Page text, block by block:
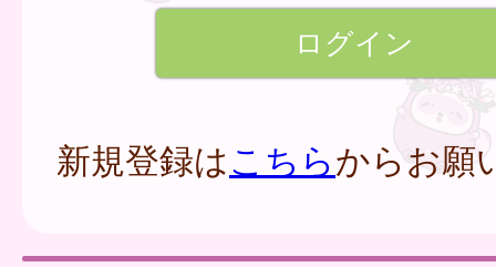
新規登録はこちらからお願